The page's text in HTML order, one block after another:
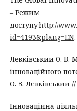
– Режим
доступу:http://
id=4193&plang=EN.
Левківський О. В.
інноваційного
О. В. Левківський //
Інноваційна